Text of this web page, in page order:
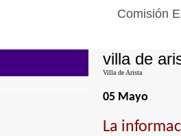
Comisión
villa de
Villa de Arista
05 Mayo
La